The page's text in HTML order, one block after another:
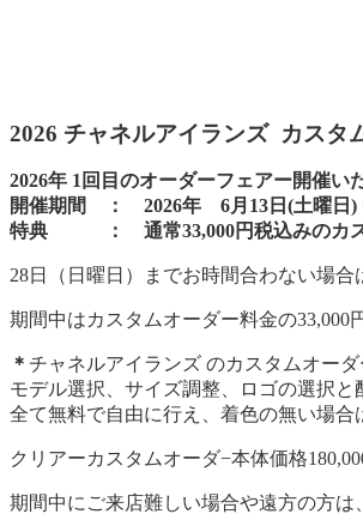
2026 チャネルアイランズ カスタ
2026年 1 回目のオーダーフェアー開催い
開催期間 ： 2026年 6月13日(土曜日)
特典 ： 通常33,000円税込みのカス
28日（日曜日）までお時間合わない場合
期間中はカスタムオーダー料金の33,000
＊ チャネルアイランズ のカスタムオー
モデル選択、サイズ調整、ロゴの選択
全て無料で自由に行え、着色の無い場合
クリアーカスタムオーダ−本体価格
期間中にご来店難しい場合や遠方の方は